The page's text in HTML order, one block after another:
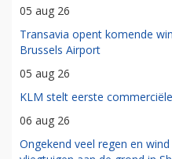
05 aug 26
Transavia opent komende
Brussels Airport
05 aug 26
KLM stelt eerste
06 aug 26
Ongekend veel regen en